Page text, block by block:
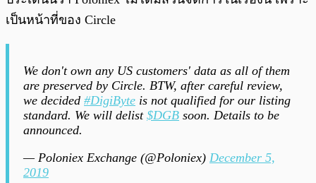
เป็นหน้าที่ของ Circle
We don't own any US customers' data as all of them
are preserved by Circle. BTW, after careful review,
we decided #DigiByte is not qualified for our listing
standard. We will delist $DGB soon. Details to be
announced.
— Poloniex Exchange (@Poloniex) December 5,
2019